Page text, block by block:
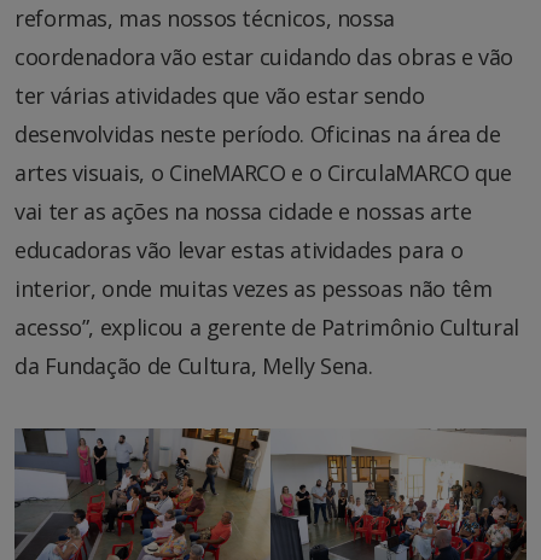
reformas, mas nossos técnicos, nossa
coordenadora vão estar cuidando das obras e vão
ter várias atividades que vão estar sendo
desenvolvidas neste período. Oficinas na área de
artes visuais, o CineMARCO e o CirculaMARCO que
vai ter as ações na nossa cidade e nossas arte
educadoras vão levar estas atividades para o
interior, onde muitas vezes as pessoas não têm
acesso”, explicou a gerente de Patrimônio Cultural
da Fundação de Cultura, Melly Sena.